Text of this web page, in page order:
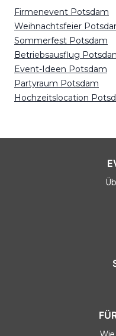
Firmenevent Potsdam
Weihnachtsfeier
Sommerfest Potsdam
Betriebsausflug
Event-Ideen Potsdam
Partyraum Potsdam
Wie